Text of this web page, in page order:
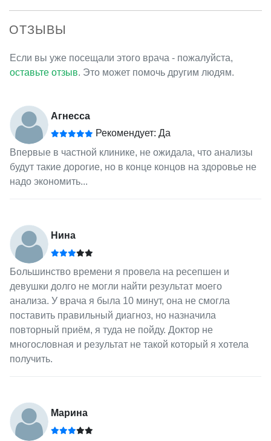
ОТЗЫВЫ
Если вы уже посещали этого врача - пожалуйста,
оставьте отзыв. Это может помочь другим людям.
Агнесса
Рекомендует: Да
Впервые в частной клинике, не ожидала, что анализы
будут такие дорогие, но в конце концов на здоровье не
надо экономить...
Нина
Большинство времени я провела на ресепшен и
девушки долго не могли найти результат моего
анализа. У врача я была 10 минут, она не смогла
поставить правильный диагноз, но назначила
повторный приём, я туда не пойду. Доктор не
многословная и результат не такой который я хотела
получить.
Марина